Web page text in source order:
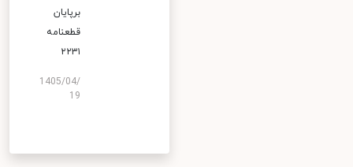
برپایان
قطعنامه
۲۲۳۱
1405/04/
19